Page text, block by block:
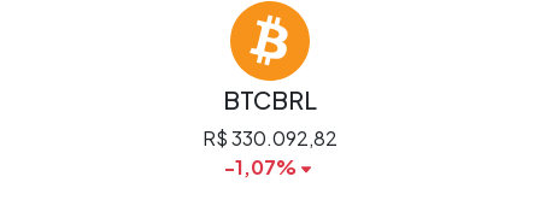
BTCBRL
R$ 330.092,82
-1,07%